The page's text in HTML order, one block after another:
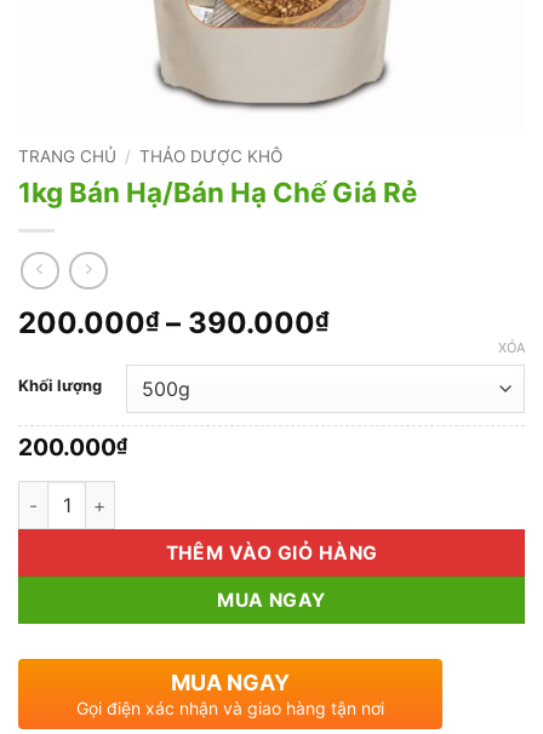
TRANG CHỦ / THẢO DƯỢC KHÔ
1kg Bán Hạ/Bán Hạ Chế Giá Rẻ
200.000₫ – 390.000₫Khoảng
200.000₫
đến
Khối lượng
XÓA
200.000₫
1kg Bán Hạ/Bán Hạ Chế Giá Rẻ số lượng
THÊM VÀO GIỎ HÀNG
MUA NGAY
MUA NGAY
Gọi điện xác nhận và giao hàng tận nơi